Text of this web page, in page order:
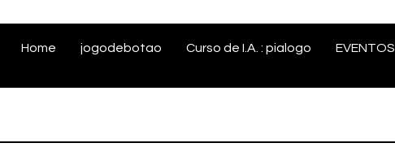
Home jogodebotao Curso de I.A. : pialogo EVENTOS